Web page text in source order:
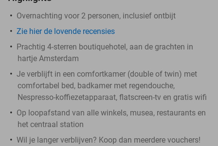
Overnachting voor 2 personen, inclusief ontbijt
Zie hier de lovende recensies
Prachtig 4-sterren boutiquehotel, aan de grachten in
hartje Amsterdam
Je verblijft in een comfortkamer (double of twin) met
comfortabel bed, badkamer met regendouche,
Nespresso-koffiezetapparaat, flatscreen-tv en gratis wifi
Op loopafstand van alle winkels, musea, restaurants en
het centraal station
Wil je langer verblijven? Koop dan meerdere vouchers!